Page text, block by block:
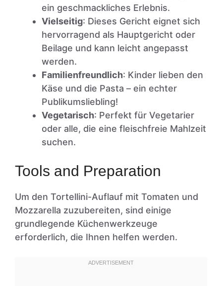
ein geschmackliches Erlebnis.
Vielseitig: Dieses Gericht eignet sich
hervorragend als Hauptgericht oder
Beilage und kann leicht angepasst
werden.
Familienfreundlich: Kinder lieben den
Käse und die Pasta – ein echter
Publikumsliebling!
Vegetarisch: Perfekt für Vegetarier
oder alle, die eine fleischfreie Mahlzeit
suchen.
Tools and Preparation
Um den Tortellini-Auflauf mit Tomaten und
Mozzarella zuzubereiten, sind einige
grundlegende Küchenwerkzeuge
erforderlich, die Ihnen helfen werden.